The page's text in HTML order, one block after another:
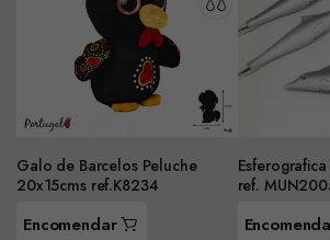
Galo de Barcelos Peluche
20x15cms ref.K8234
Encomendar
ref.